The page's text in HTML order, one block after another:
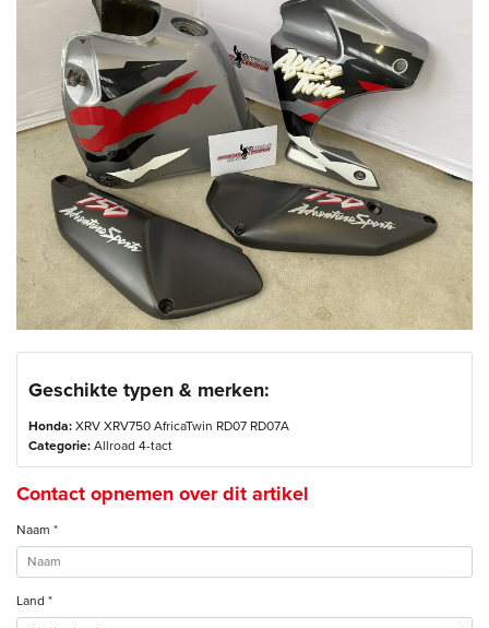
Geschikte typen & merken:
Honda: XRV XRV750 AfricaTwin RD07 RD07A
Categorie: Allroad 4-tact
Contact opnemen over dit artikel
Naam *
Land *